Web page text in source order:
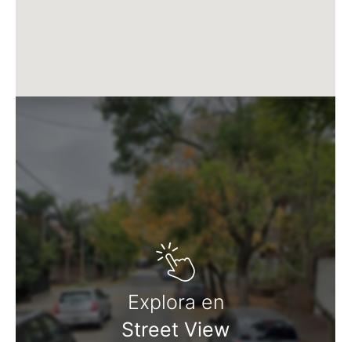
Explora en
Street View